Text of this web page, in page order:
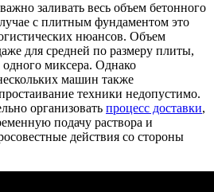
заливать весь объем бетонного
с плитным фундаментом это
нюансов. Объем
для средней по размеру плиты,
миксера. Однако
машин также
техники недопустимо.
организовать процесс доставки,
подачу раствора и
действия со стороны